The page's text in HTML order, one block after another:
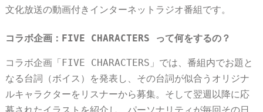
文化放送の動画付きインターネットラジオ番組です。
コラボ企画：FIVE CHARACTERS って何をするの？
コラボ企画「FIVE CHARACTERS」では、番組内でお題と
なる台詞（ボイス）を発表し、その台詞が似合うオリジナ
ルキャラクターをリスナーから募集。そして翌週以降に応
募されたイラストを紹介し、パーソナリティが毎回その日